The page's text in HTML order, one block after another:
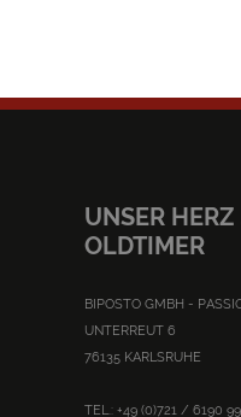
UNSER
OLDTIMER
BIPOSTO GMBH -
UNTERREUT 6
76135 KARLSRUHE
TEL.: +49 (0)721 / 6190